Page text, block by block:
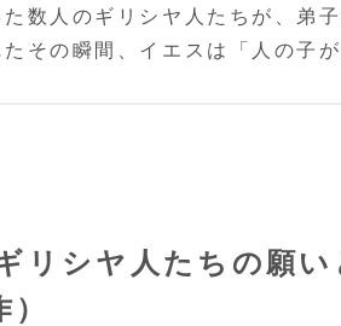
数人のギリシヤ人たちが、弟
その瞬間、イエスは「人の子
リシヤ人たちの願い